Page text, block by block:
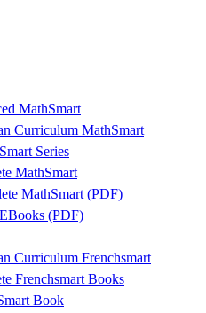
MathSmart
Curriculum MathSmart
Series
MathSmart
MathSmart (PDF)
(PDF)
Curriculum Frenchsmart
Frenchsmart Books
Book